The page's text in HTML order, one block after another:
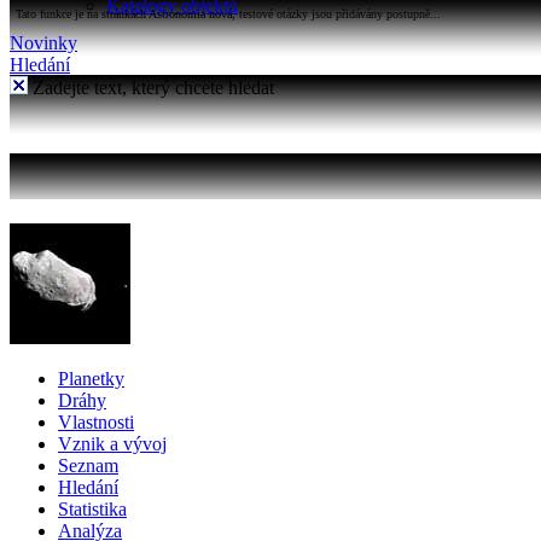
Katalogy objektů
Tato funkce je na stránkách Astronomia nová, testové otázky jsou přidávány postupně...
Novinky
Hledání
Zadejte text, který chcete hledat
Planetky
Dráhy
Vlastnosti
Vznik a vývoj
Seznam
Hledání
Statistika
Analýza